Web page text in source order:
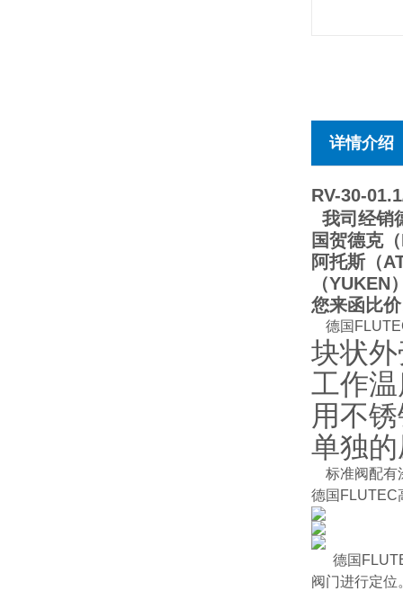
详情介绍
RV-30-
我司经销
国贺德克
阿托斯（
（
您来函比
德国
块状
工作
用不
单独
标准阀配有
德国FLUTEC
德国
阀门进行定位